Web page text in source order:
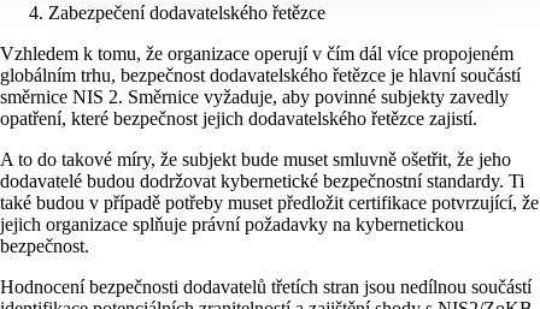
Zabezpečení dodavatelského řetězce
Vzhledem k tomu, že organizace operují v čím dál více propojeném
globálním trhu, bezpečnost dodavatelského řetězce je hlavní součástí
směrnice NIS 2. Směrnice vyžaduje, aby povinné subjekty zavedly
opatření, které bezpečnost jejich dodavatelského řetězce zajistí.
A to do takové míry, že subjekt bude muset smluvně ošetřit, že jeho
dodavatelé budou dodržovat kybernetické bezpečnostní standardy. Ti
také budou v případě potřeby muset předložit certifikace potvrzující, že
jejich organizace splňuje právní požadavky na kybernetickou
bezpečnost.
Hodnocení bezpečnosti dodavatelů třetích stran jsou nedílnou součástí